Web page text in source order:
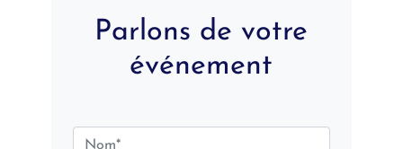
Parlons de votre
événement